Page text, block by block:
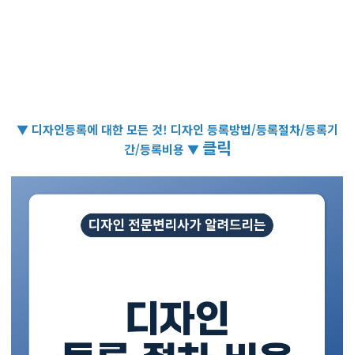
▼ 디자인등록에 대한 모든 것! 디자인 등록방법/등록절차/등록기
간/등록비용 ▼ 클릭